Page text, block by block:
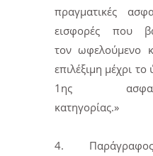
πραγματικές
εισφορές που
τον ωφελούμενο
επιλέξιμη μέχρι το
1ης
κατηγορίας.»
4.